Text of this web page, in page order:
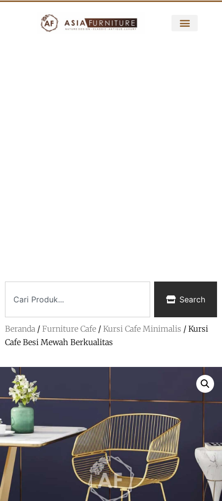
Search
Beranda / Furniture Cafe / Kursi Cafe Minimalis / Kursi
Cafe Besi Mewah Berkualitas